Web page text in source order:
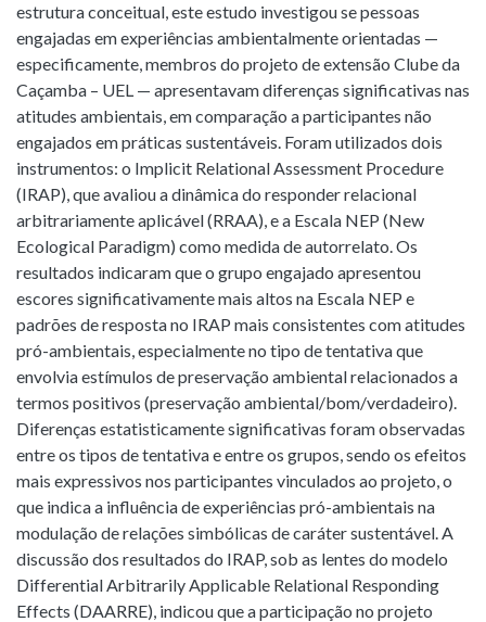
estrutura conceitual, este estudo investigou se pessoas
engajadas em experiências ambientalmente orientadas —
especificamente, membros do projeto de extensão Clube da
Caçamba – UEL — apresentavam diferenças significativas nas
atitudes ambientais, em comparação a participantes não
engajados em práticas sustentáveis. Foram utilizados dois
instrumentos: o Implicit Relational Assessment Procedure
(IRAP), que avaliou a dinâmica do responder relacional
arbitrariamente aplicável (RRAA), e a Escala NEP (New
Ecological Paradigm) como medida de autorrelato. Os
resultados indicaram que o grupo engajado apresentou
escores significativamente mais altos na Escala NEP e
padrões de resposta no IRAP mais consistentes com atitudes
pró-ambientais, especialmente no tipo de tentativa que
envolvia estímulos de preservação ambiental relacionados a
termos positivos (preservação ambiental/bom/verdadeiro).
Diferenças estatisticamente significativas foram observadas
entre os tipos de tentativa e entre os grupos, sendo os efeitos
mais expressivos nos participantes vinculados ao projeto, o
que indica a influência de experiências pró-ambientais na
modulação de relações simbólicas de caráter sustentável. A
discussão dos resultados do IRAP, sob as lentes do modelo
Differential Arbitrarily Applicable Relational Responding
Effects (DAARRE), indicou que a participação no projeto